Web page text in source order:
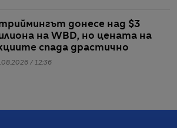
донесе над $3
на WBD, но цената на
спада драстично
/ 12:36